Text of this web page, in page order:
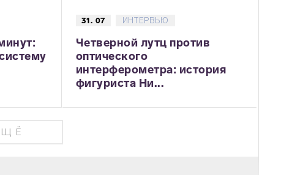
31. 07 ИНТЕРВЬЮ
Четверной лутц против
оптического
интерферометра: история
фигуриста Ни...